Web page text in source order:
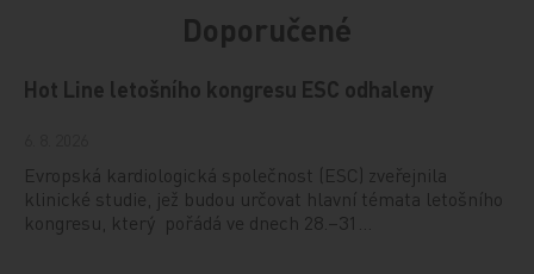
Doporučené
Hot Line letošního kongresu ESC odhaleny
Evropská kardiologická společnost (ESC) zveřejnila
klinické studie, jež budou určovat hlavní témata letošního
kongresu, který pořádá ve dnech 28.–31…